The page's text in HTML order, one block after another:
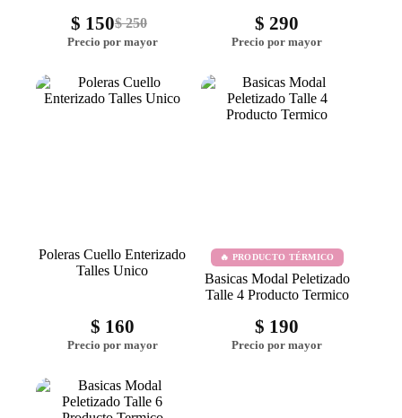
$250
$ 150 $ 290
Poleras Cuello Enterizado
Talles Unico
$ 160
🔥 PRODUCTO TÉRMICO
Basicas Modal Peletizado
Talle 4 Producto Termico
$ 190